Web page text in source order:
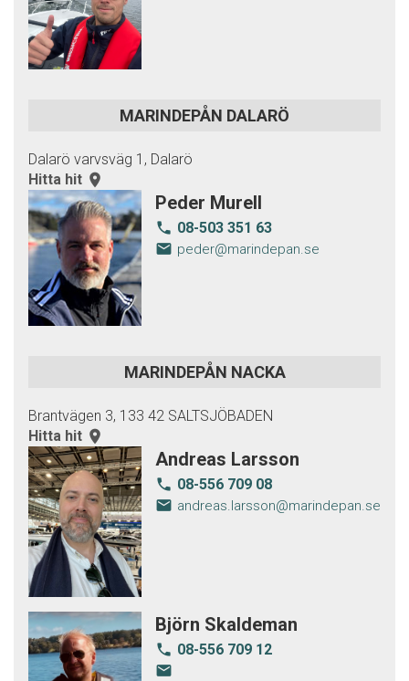
MARINDEPÅN DALARÖ
Dalarö varvsväg 1, Dalarö
Hitta hit room
Peder Murell
local_phone 08-503 351 63
email peder@marindepan.se
MARINDEPÅN NACKA
Brantvägen 3, 133 42 SALTSJÖBADEN
Hitta hit room
Andreas Larsson
local_phone 08-556 709 08
email andreas.larsson@marindepan.se
Björn Skaldeman
local_phone 08-556 709 12
email